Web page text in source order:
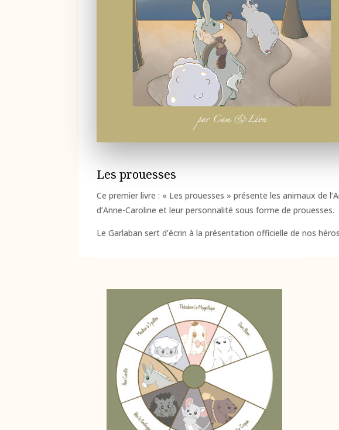
Les prouesses
Ce premier livre : « Les prouesses » présente les animaux de
d’Anne-Caroline et leur personnalité sous forme de prouesses.
Le Garlaban sert d’écrin à la présentation officielle de nos